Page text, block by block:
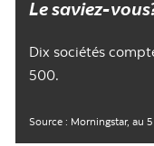
Le saviez-
Dix sociétés
500.
Source : Morningstar, au